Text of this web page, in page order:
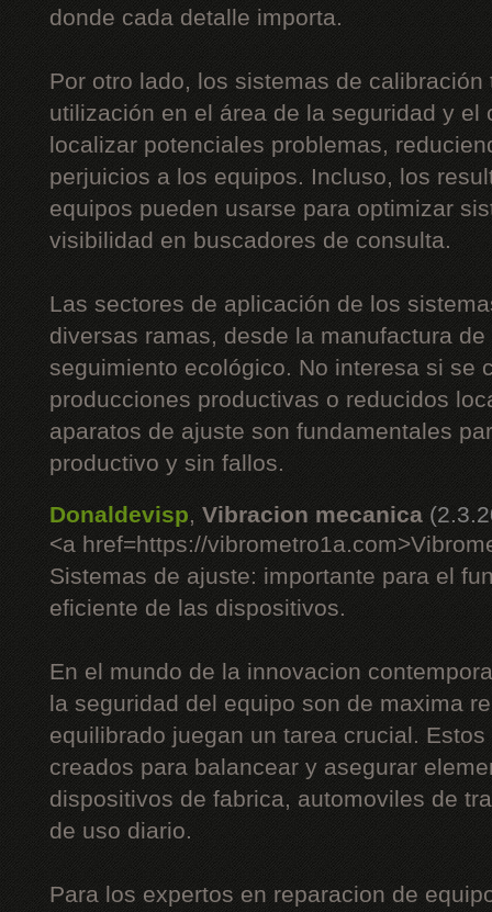
donde cada detalle importa.
Por otro lado, los sistemas de
utilización en el área de la seguridad y el
localizar potenciales problemas,
perjuicios a los equipos. Incluso, los
equipos pueden usarse para optimizar
visibilidad en buscadores de consulta.
Las sectores de aplicación de los
diversas ramas, desde la manufactura
seguimiento ecológico. No interesa si se
producciones productivas o reducidos
aparatos de ajuste son fundamentales
productivo y sin fallos.
Donaldevisp, Vibracion mecanica
<a href=https://
Sistemas de ajuste: importante para el
eficiente de las dispositivos.
En el mundo de la innovacion
la seguridad del equipo son de maxima
equilibrado juegan un tarea crucial.
creados para balancear y asegurar
dispositivos de fabrica, automoviles de
de uso diario.
Para los expertos en reparacion de